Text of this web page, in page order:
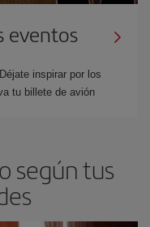
eventos
inspirar por los
tu billete de avión
según tus